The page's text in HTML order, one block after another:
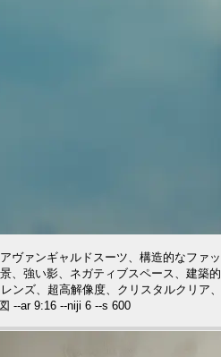
ヴァンギャルドスーツ、構造的なファ
、強い影、ネガティブスペース、建築
ンズ、超高解像度、クリスタルクリア
--ar 9:16 --niji 6 --s 600